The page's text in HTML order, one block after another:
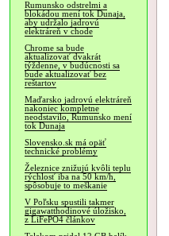
Rumunsko odstrelmi a
blokádou mení tok Dunaja,
aby udržalo jadrovú
elektráreň v chode
Chrome sa bude
aktualizovať dvakrát
týždenne, v budúcnosti sa
bude aktualizovať bez
reštartov
Maďarsko jadrovú elektráreň
nakoniec kompletne
neodstavilo, Rumunsko mení
tok Dunaja
Slovensko.sk má opäť
technické problémy
Železnice znižujú kvôli teplu
rýchlosť iba na 50 km/h,
spôsobuje to meškanie
V Poľsku spustili takmer
gigawatthodinové úložisko,
z LiFePO4 článkov